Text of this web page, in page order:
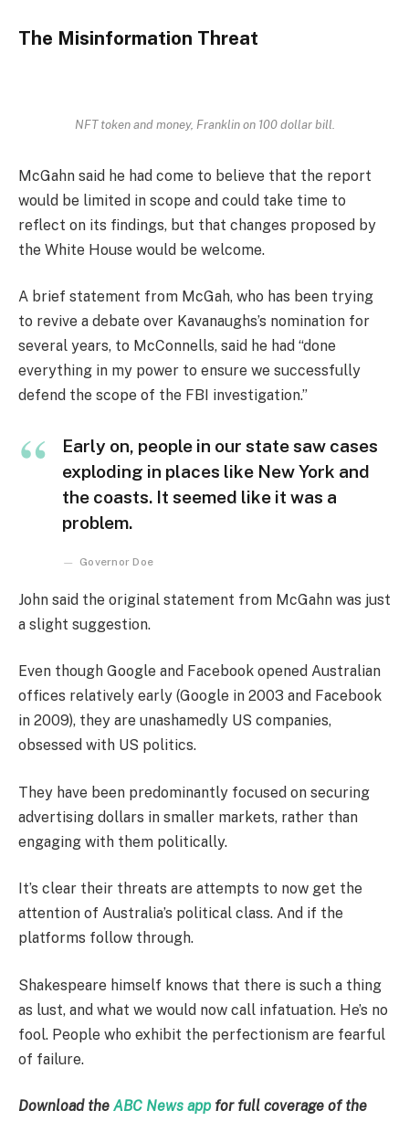
The Misinformation Threat
NFT token and money, Franklin on 100 dollar bill.
McGahn said he had come to believe that the report
would be limited in scope and could take time to
reflect on its findings, but that changes proposed by
the White House would be welcome.
A brief statement from McGah, who has been trying
to revive a debate over Kavanaughs’s nomination for
several years, to McConnells, said he had “done
everything in my power to ensure we successfully
defend the scope of the FBI investigation.”
Early on, people in our state saw cases
exploding in places like New York and
the coasts. It seemed like it was a
problem.
Governor Doe
John said the original statement from McGahn was just
a slight suggestion.
Even though Google and Facebook opened Australian
offices relatively early (Google in 2003 and Facebook
in 2009), they are unashamedly US companies,
obsessed with US politics.
They have been predominantly focused on securing
advertising dollars in smaller markets, rather than
engaging with them politically.
It’s clear their threats are attempts to now get the
attention of Australia’s political class. And if the
platforms follow through.
Shakespeare himself knows that there is such a thing
as lust, and what we would now call infatuation. He’s no
fool. People who exhibit the perfectionism are fearful
of failure.
Download the ABC News app for full coverage of the